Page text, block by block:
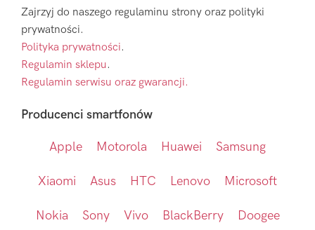
Zajrzyj do naszego regulaminu strony oraz polityki
prywatności.
Polityka prywatności.
Regulamin sklepu.
Regulamin serwisu oraz gwarancji.
Producenci smartfonów
Apple Motorola Huawei Samsung
Xiaomi Asus HTC Lenovo Microsoft
Nokia Sony Vivo BlackBerry Doogee